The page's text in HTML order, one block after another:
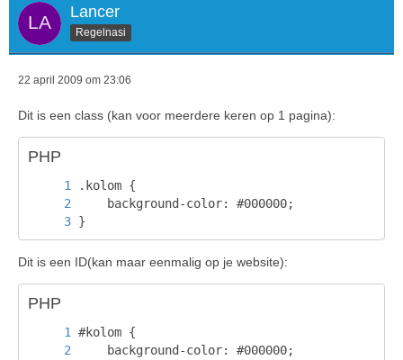
Lancer
Regelnasi
22 april 2009 om 23:06
Dit is een class (kan voor meerdere keren op 1 pagina):
PHP
}
Dit is een ID(kan maar eenmalig op je website):
PHP